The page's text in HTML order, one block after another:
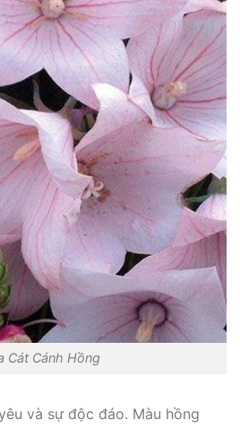
Cát Cánh Hồng
và sự độc đáo. Màu hồng